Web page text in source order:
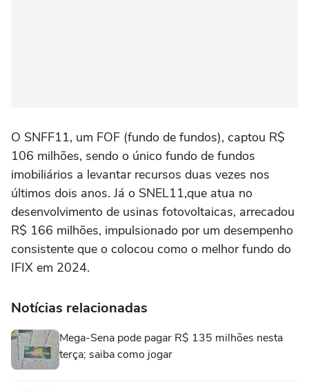
O SNFF11, um FOF (fundo de fundos), captou R$
106 milhões, sendo o único fundo de fundos
imobiliários a levantar recursos duas vezes nos
últimos dois anos. Já o SNEL11,que atua no
desenvolvimento de usinas fotovoltaicas, arrecadou
R$ 166 milhões, impulsionado por um desempenho
consistente que o colocou como o melhor fundo do
IFIX em 2024.
Notícias relacionadas
Mega-Sena pode pagar R$ 135 milhões nesta
terça; saiba como jogar